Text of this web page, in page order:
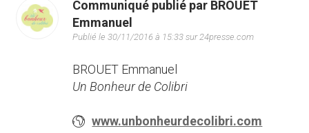
Communiqué publié par BROUET
Emmanuel
Publié le 30/11/2016 à 15:33 sur 24presse.com
BROUET Emmanuel
Un Bonheur de Colibri
www.unbonheurdecolibri.com